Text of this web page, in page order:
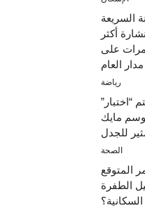
السريعة
أكثر
نضارة بمقدار 10 مرات على
مدار العام
رياضة
“اختبار”
مايك
للجدل
الصحة
المتوقع
الطفرة
السكانية؟